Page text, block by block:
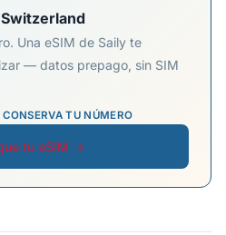
Una eSIM de Saily te
— datos prepago, sin SIM
TU NÚMERO
tu eSIM →